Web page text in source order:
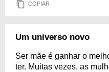
COPIAR
Um universo novo
Ser mãe é ganhar o
ter. Muitas vezes, as